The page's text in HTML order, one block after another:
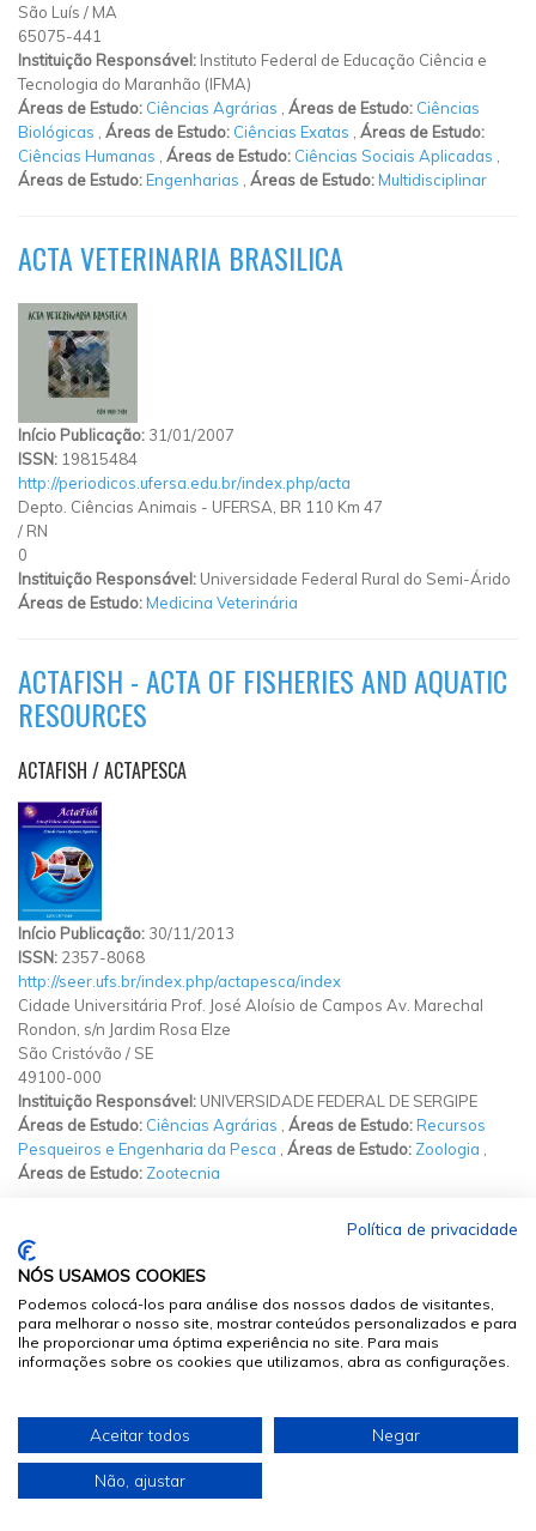
São Luís / MA
65075-441
Instituição Responsável: Instituto Federal de Educação Ciência e
Tecnologia do Maranhão (IFMA)
Áreas de Estudo: Ciências Agrárias Áreas de Estudo: Ciências
Biológicas
Áreas de Estudo: Ciências Exatas
Áreas de Estudo:
Ciências Humanas
Áreas de Estudo: Ciências Sociais Aplicadas
Áreas de Estudo:Engenharias Áreas de Estudo:Multidisciplinar
ACTA VETERINARIA BRASILICA
Início Publicação: 31/01/2007
ISSN: 19815484
http://periodicos.ufersa.edu.br/index.php/acta
Depto. Ciências Animais - UFERSA, BR 110 Km 47
/ RN
0
Instituição Responsável: Universidade Federal Rural do Semi-Árido
Áreas de Estudo:Medicina Veterinária
ACTAFISH - ACTA OF FISHERIES AND AQUATIC
RESOURCES
ACTAFISH / ACTAPESCA
Início Publicação: 30/11/2013
ISSN: 2357-8068
http://seer.ufs.br/index.php/actapesca/index
Cidade Universitária Prof. José Aloísio de Campos Av. Marechal
Rondon, s/n Jardim Rosa Elze
São Cristóvão / SE
49100-000
Instituição Responsável: UNIVERSIDADE FEDERAL DE SERGIPE
Áreas de Estudo: Ciências Agrárias Áreas de Estudo:Recursos
Pesqueiros e Engenharia da Pesca
Áreas de Estudo: Zoologia
Áreas de Estudo: Zootecnia
ACTAFISH - ACTA OF FISHERIES AND AQUATIC
RESOURCES
Início Publicação:31/12/2015
2357-8068
http://www.seer.ufs.br/index.php/ActaFish/index
Av. Marechal Rondon, s/n, Jd. Rosa Elze
Política de privacidade
NÓS USAMOS COOKIES
Podemos colocá-los para análise dos nossos dados de visitantes,
para melhorar o nosso site, mostrar conteúdos personalizados e para
lhe proporcionar uma óptima experiência no site. Para mais
informações sobre os cookies que utilizamos, abra as configurações.
Aceitar todos Negar
Não, ajustar